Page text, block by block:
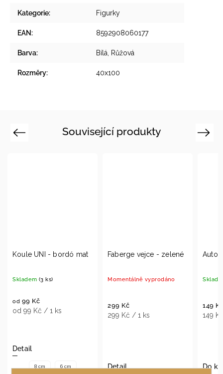
Kategorie: Figurky
EAN : 8592908060177
Barva: Bílá, Růžová
Rozměry: 40x100
Související produkty
Previous
Faberge vejce - zelené
Momentálně vyprodáno
299 Kč
299 Kč / 1 ks
Detail
Auto - červené
Skladem (5 ks)
149 Kč
149 Kč / 1 ks
Do košíku
Next